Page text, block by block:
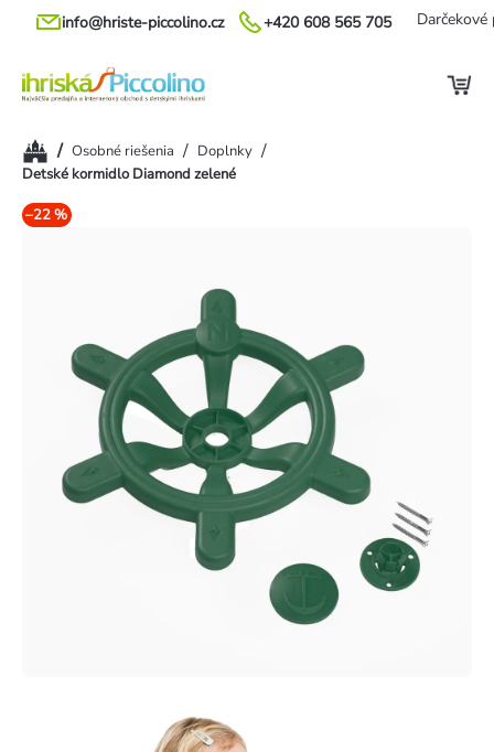
Prejsť
+420 608 565 705
info@hriste-piccolino.cz Darčekové
Domov
/ Osobné riešenia / Doplnky /
Detské kormidlo Diamond zelené
–22 %